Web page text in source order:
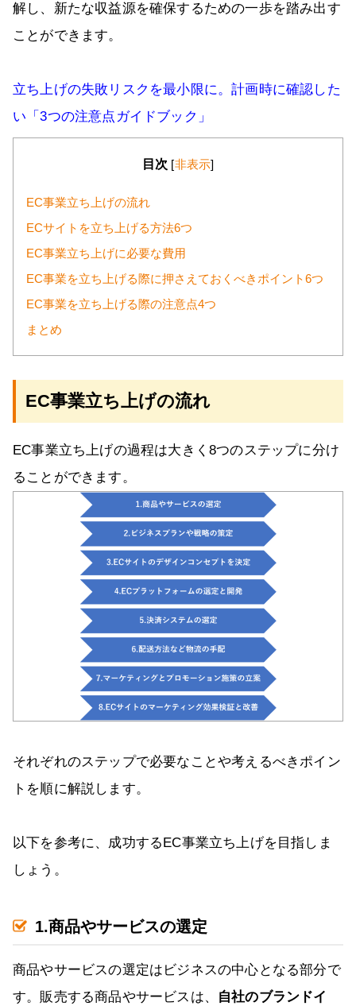
解し、新たな収益源を確保するための一歩を踏み出す
ことができます。
立ち上げの失敗リスクを最小限に。計画時に確認した
い「3つの注意点ガイドブック」
目次 [非表示]
EC事業立ち上げの流れ
ECサイトを立ち上げる方法6つ
EC事業立ち上げに必要な費用
EC事業を立ち上げる際に押さえておくべきポイント6つ
EC事業を立ち上げる際の注意点4つ
まとめ
EC事業立ち上げの流れ
EC事業立ち上げの過程は大きく8つのステップに分け
ることができます。
それぞれのステップで必要なことや考えるべきポイン
トを順に解説します。
以下を参考に、成功するEC事業立ち上げを目指しま
しょう。
1.商品やサービスの選定
商品やサービスの選定はビジネスの中心となる部分で
す。販売する商品やサービスは、
自社のブランドイ